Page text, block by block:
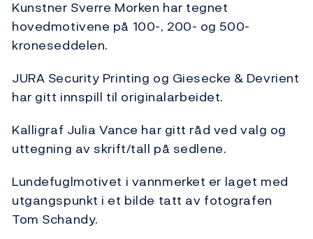
Kunstner Sverre Morken har tegnet
hovedmotivene på 100-, 200- og 500-
kroneseddelen.
JURA Security Printing og Giesecke & Devrient
har gitt innspill til originalarbeidet.
Kalligraf Julia Vance har gitt råd ved valg og
uttegning av skrift/tall på sedlene.
Lundefuglmotivet i vannmerket er laget med
utgangspunkt i et bilde tatt av fotografen
Tom Schandy.